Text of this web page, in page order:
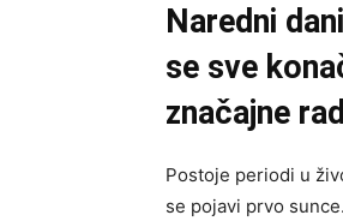
Naredni
se sve
značajne
Postoje periodi u
se pojavi prvo